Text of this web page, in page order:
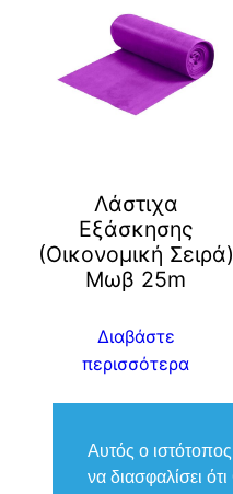
Λάστιχα
Εξάσκησης
(Οικονομική Σειρά)
Μωβ 25m
Διαβάστε
περισσότερα
Αυτός ο
να διασφαλίσει